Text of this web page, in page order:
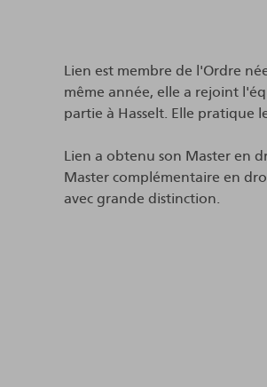
Lien est membre de l'Ordre
même année, elle a rejoint
partie à Hasselt. Elle pratique
Lien a obtenu son Master en
Master complémentaire en
avec grande distinction.